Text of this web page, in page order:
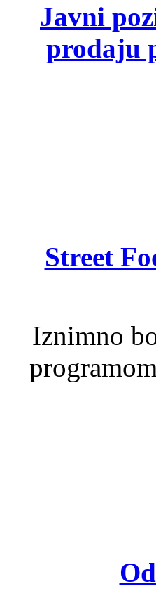
Javni
prodaju
Street
Iznimno